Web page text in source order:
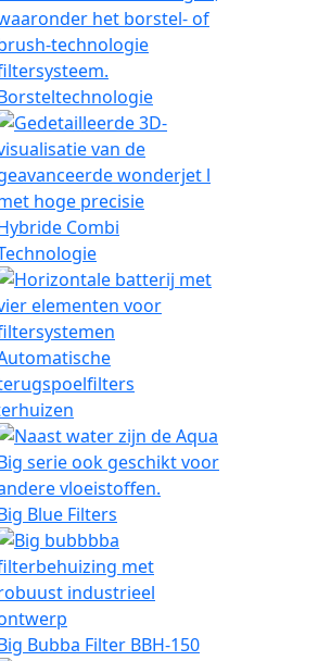
Combi
Blue Filters
Bubba Filter BBH-150